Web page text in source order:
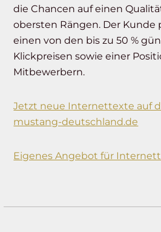
die Chancen auf einen
obersten Rängen. Der
einen von den bis zu 50 %
Klickpreisen sowie einer
Mitbewerbern.
Jetzt neue Internettexte auf
mustang-deutschland.de
Eigenes Angebot für